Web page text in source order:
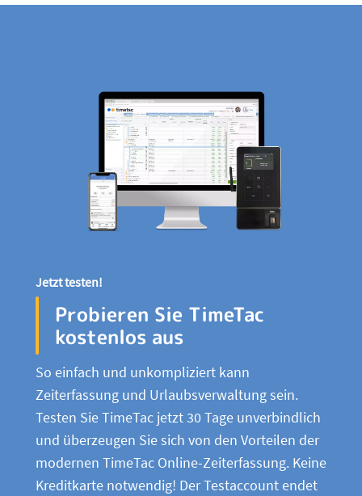
Jetzt testen!
Probieren Sie TimeTac
kostenlos aus
So einfach und unkompliziert kann
Zeiterfassung und Urlaubsverwaltung sein.
Testen Sie TimeTac jetzt 30 Tage unverbindlich
und überzeugen Sie sich von den Vorteilen der
modernen TimeTac Online-Zeiterfassung. Keine
Kreditkarte notwendig! Der Testaccount endet